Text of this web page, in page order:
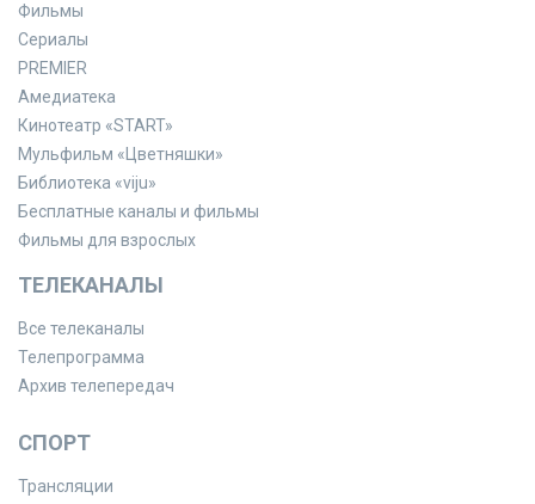
Фильмы
Сериалы
PREMIER
Амедиатека
Кинотеатр «START»
Мульфильм «Цветняшки»
Библиотека «viju»
Бесплатные каналы и фильмы
Фильмы для взрослых
ТЕЛЕКАНАЛЫ
Все телеканалы
Телепрограмма
Архив телепередач
СПОРТ
Трансляции